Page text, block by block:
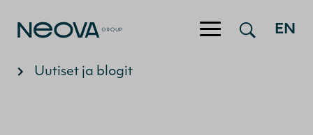
Hyppää sisältöön EN
Uutiset ja blogit